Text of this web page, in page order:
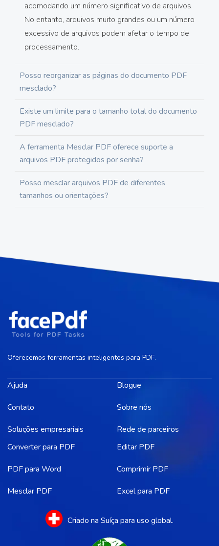
acomodando um número significativo de arquivos.
No entanto, arquivos muito grandes ou um número
excessivo de arquivos podem afetar o tempo de
processamento.
Posso reorganizar as páginas do documento PDF
mesclado?
Existe um limite para o tamanho total do documento
PDF mesclado?
A ferramenta Mesclar PDF oferece suporte a
arquivos PDF protegidos por senha?
Posso mesclar arquivos PDF de diferentes
tamanhos ou orientações?
Oferecemos ferramentas inteligentes para PDF.
Ajuda
Contato
Soluções empresariais
Blogue
Sobre nós
Rede de parceiros
Converter para PDF
PDF para Word
Mesclar PDF
Editar PDF
Comprimir PDF
Excel para PDF
Criado na Suíça para uso global.